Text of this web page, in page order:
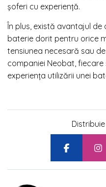
şoferi cu experienţă.
În plus, există avantajul
baterie dorit pentru orice
tensiunea necesară sau
companiei Neobat,
experienţa utilizării unei